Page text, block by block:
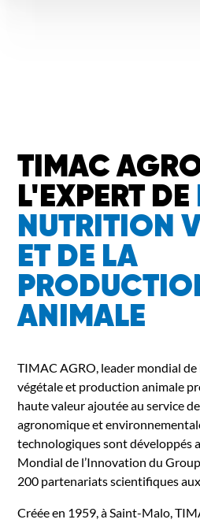
TIMAC
L'EXPERT DE
NUTRITION
ET DE LA
ANIMALE
TIMAC AGRO, leader mondial
végétale et production animale
haute valeur ajoutée au service
agronomique et
technologiques sont développés
Mondial de l’Innovation du
200 partenariats scientifiques
Créée en 1959, à Saint-Malo,